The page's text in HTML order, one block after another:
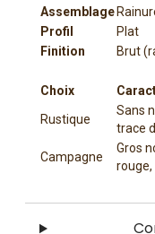
Assemblage
Profil
Plat
Finition
Brut
Choix
Rustique
Sans
trace
Campagne
Gros